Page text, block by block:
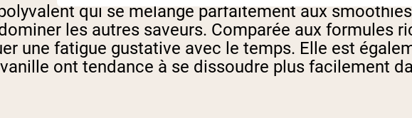
qui se mélange parfaitement aux
les autres saveurs. Comparée aux formules
une fatigue gustative avec le temps. Elle est
ont tendance à se dissoudre plus facilement